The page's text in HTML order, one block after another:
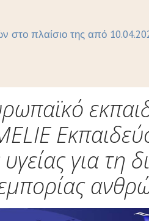
πλαίσιο της από
για τη